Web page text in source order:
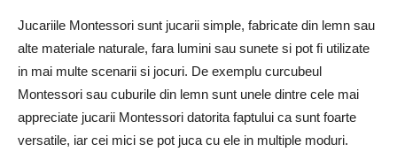
Jucariile Montessori sunt jucarii simple, fabricate din lemn sau
alte materiale naturale, fara lumini sau sunete si pot fi utilizate
in mai multe scenarii si jocuri. De exemplu curcubeul
Montessori sau cuburile din lemn sunt unele dintre cele mai
appreciate jucarii Montessori datorita faptului ca sunt foarte
versatile, iar cei mici se pot juca cu ele in multiple moduri.